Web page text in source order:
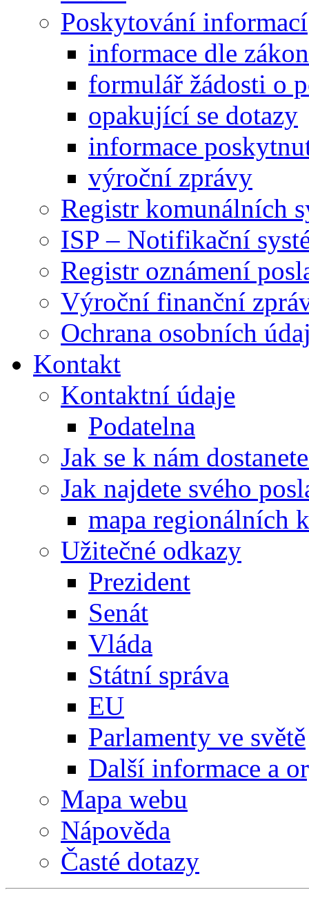
Poskytování informací
informace dle
formulář žádosti o
opakující se dotazy
informace
výroční zprávy
Registr komunálních
ISP – Notifikační
Registr oznámení
Výroční finanční
Ochrana osobních
Kontakt
Kontaktní údaje
Podatelna
Jak se k nám
Jak najdete svého
mapa regionálních
Užitečné odkazy
Prezident
Senát
Vláda
Státní správa
EU
Parlamenty ve světě
Další informace a
Mapa webu
Nápověda
Časté dotazy